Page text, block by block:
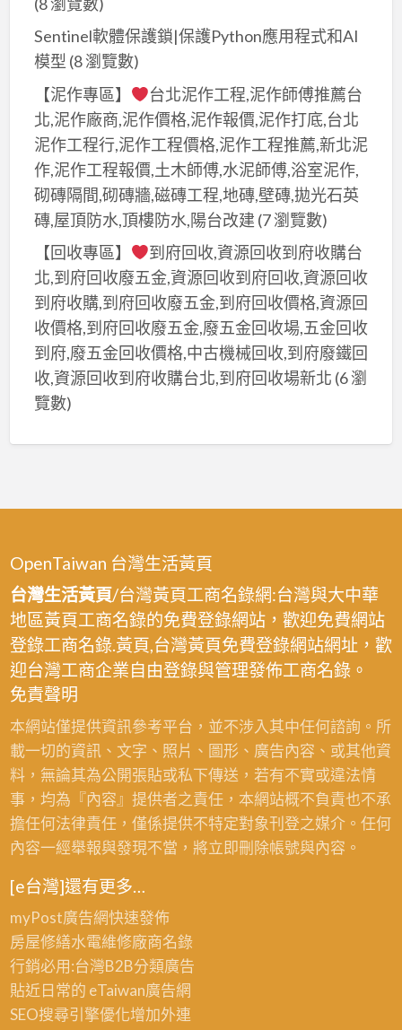
Sentinel軟體保護鎖|保護Python應用程式和AI
模型 (8 瀏覽數)
【泥作專區】
台北泥作工程,泥作師傅推薦台
北,泥作廠商,泥作價格,泥作報價,泥作打底,台北
泥作工程行,泥作工程價格,泥作工程推薦,新北泥
作,泥作工程報價,土木師傅,水泥師傅,浴室泥作,
砌磚隔間,砌磚牆,磁磚工程,地磚,壁磚,拋光石英
磚,屋頂防水,頂樓防水,陽台改建 (7 瀏覽數)
【回收專區】
到府回收,資源回收到府收購台
北,到府回收廢五金,資源回收到府回收,資源回收
到府收購,到府回收廢五金,到府回收價格,資源回
收價格,到府回收廢五金,廢五金回收場,五金回收
到府,廢五金回收價格,中古機械回收,到府廢鐵回
收,資源回收到府收購台北,到府回收場新北 (6 瀏
覽數)
OpenTaiwan 台灣生活黃頁
台灣生活黃頁/台灣黃頁工商名錄網:台灣與大中華
地區黃頁工商名錄的免費登錄網站，歡迎免費網站
登錄工商名錄.黃頁,台灣黃頁免費登錄網站網址，歡
迎台灣工商企業自由登錄與管理發佈工商名錄。
免責聲明
本網站僅提供資訊參考平台，並不涉入其中任何諮詢。所
載一切的資訊、文字、照片、圖形、廣告內容、或其他資
料，無論其為公開張貼或私下傳送，若有不實或違法情
事，均為『內容』提供者之責任，本網站概不負責也不承
擔任何法律責任，僅係提供不特定對象刊登之媒介。任何
內容一經舉報與發現不當，將立即刪除帳號與內容。
[e台灣]還有更多…
myPost廣告網快速發佈
房屋修繕水電維修廠商名錄
行銷必用:台灣B2B分類廣告
貼近日常的 eTaiwan廣告網
SEO搜尋引擎優化增加外連